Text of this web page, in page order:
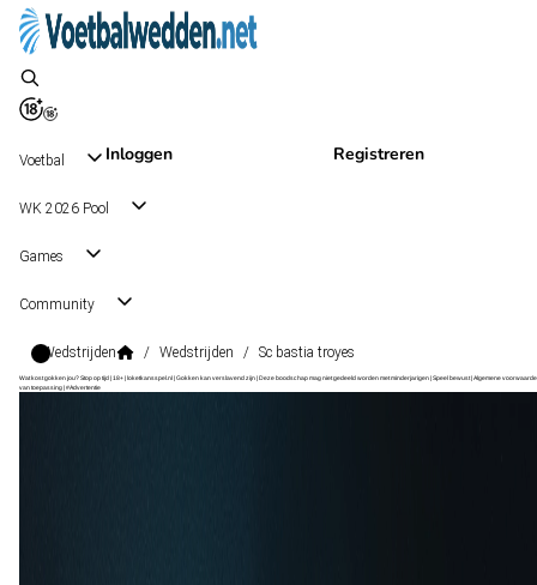
Inloggen Registreren
Voetbal
WK 2026 Pool
Games
Community
Wedstrijden / Wedstrijden / Sc bastia troyes
Wat kost gokken jou? Stop op tijd | 18+ | loketkansspel.nl | Gokken kan verslavend zijn | Deze boodschap mag niet gedeeld worden met minderjarigen | Speel bewust | Algemene
van toepassing | #Advertentie